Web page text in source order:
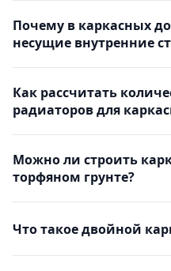
Почему в каркасных
несущие внутренние
Как рассчитать
радиаторов для
Можно ли строить
торфяном грунте?
Что такое двойной